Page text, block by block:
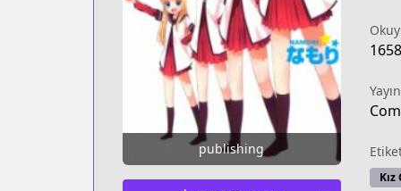
publishing
Kız